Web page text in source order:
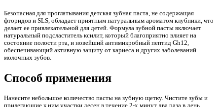
Безопасная для проглатывания детская зубная паста, не содержащая
фторидов и SLS, обладает приятным натуральным ароматом клубники, что
делает ее привлекательной для детей. Формула зубной пасты включает
натуральный подсластитель ксилит, который благоприятно влияет на
состояние полости рта, и новейший антимикробный пептид Gh12,
обеспечивающий активную защиту от кариеса и других заболеваний
молочных зубов.
Способ применения
Нанесите небольшое количество пасты на зубную щетку. Чистите зубы и
прилегающие к ним участки десен в течение 2-х минут два раза в день.